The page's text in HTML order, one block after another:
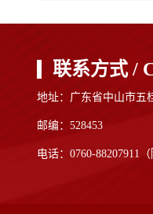
联系方式 /
地址：广东省中山市五
邮编：528453
电话：0760-88207911